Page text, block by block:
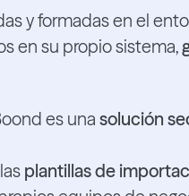
y formadas en el
en su propio sistema,
es una solución
plantillas de